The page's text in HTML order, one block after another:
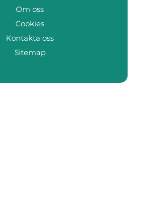
Om oss
Cookies
Kontakta oss
Sitemap